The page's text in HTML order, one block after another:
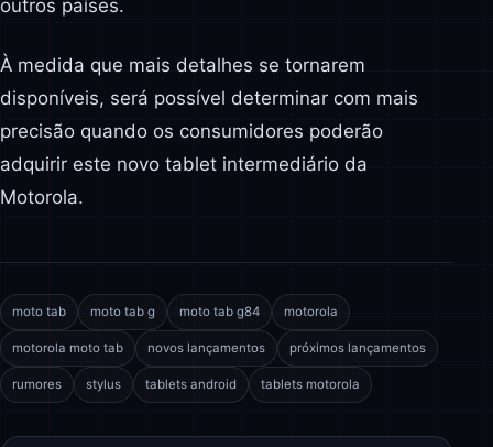
outros países.
À medida que mais detalhes se tornarem
disponíveis, será possível determinar com mais
precisão quando os consumidores poderão
adquirir este novo tablet intermediário da
Motorola.
moto tab moto tab g moto tab g84 motorola
motorola moto tab novos lançamentos próximos lançamentos
rumores stylus tablets android tablets motorola